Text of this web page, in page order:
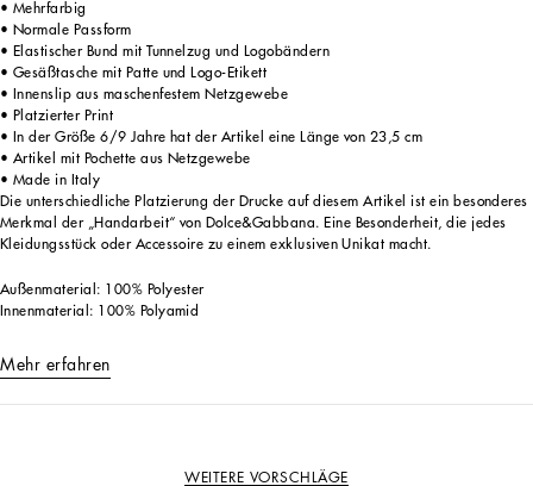
• Mehrfarbig
• Normale Passform
• Elastischer Bund mit Tunnelzug und Logobändern
• Gesäßtasche mit Patte und Logo-Etikett
• Innenslip aus maschenfestem Netzgewebe
• Platzierter Print
• In der Größe 6/9 Jahre hat der Artikel eine Länge von 23,5 cm
• Artikel mit Pochette aus Netzgewebe
• Made in Italy
Die unterschiedliche Platzierung der Drucke auf diesem Artikel ist ein besonderes
Merkmal der „Handarbeit“ von Dolce&Gabbana. Eine Besonderheit, die jedes
Kleidungsstück oder Accessoire zu einem exklusiven Unikat macht.
Außenmaterial: 100% Polyester
Innenmaterial: 100% Polyamid
Mehr erfahren
WEITERE VORSCHLÄGE